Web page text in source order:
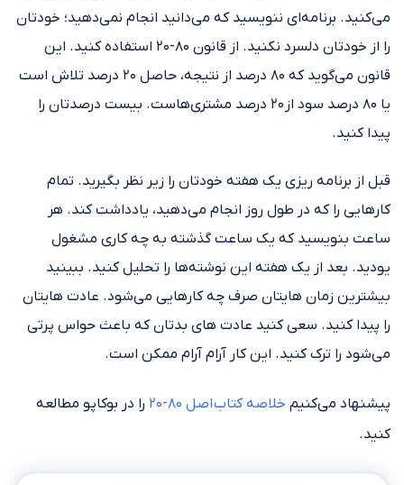
می‌کنید. برنامه‌ای ننویسید که می‌دانید انجام نمی‌دهید؛ خودتان
را از خودتان دلسرد نکنید. از قانون ۸۰-۲۰ استفاده کنید. این
قانون می‌گوید که ۸۰ درصد از نتیجه، حاصل ۲۰ درصد تلاش است
یا ۸۰ درصد سود از ۲۰ درصد مشتری‌هاست. بیست درصدتان را
پیدا کنید.
قبل از برنامه ریزی یک هفته خودتان را زیر نظر بگیرید. تمام
کارهایی را که در طول روز انجام می‌دهید، یادداشت کند. هر
ساعت بنویسید که یک ساعت گذشته به چه کاری مشغول
یودید. بعد از یک هفته این نوشته‌ها را تحلیل کنید. ببینید
بیشترین زمان هایتان صرف چه کارهایی می‌شود. عادت هایتان
را پیدا کنید. سعی کنید عادت‎ های بدتان که باعث حواس پرتی
می‌شود را ترک کنید. این کار آرام آرام ممکن است.
پیشنهاد می‌کنیم خلاصه کتاب اصل ۸۰-۲۰
را در بوکاپو مطالعه
کنید.